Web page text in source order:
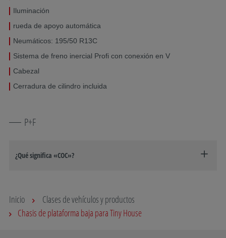
Iluminación
rueda de apoyo automática
Neumáticos: 195/50 R13C
Sistema de freno inercial Profi con conexión en V
Cabezal
Cerradura de cilindro incluida
P+F
¿Qué significa «COC»?
Inicio
Clases de vehículos y productos
Chasis de plataforma baja para Tiny House